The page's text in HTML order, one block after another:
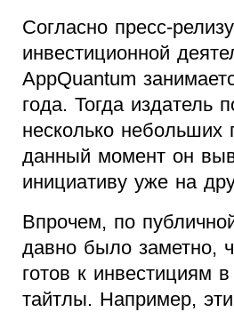
Согласно пресс-
инвестиционной
AppQuantum
года. Тогда издатель
несколько небольших
данный момент он
инициативу уже на
Впрочем, по
давно было заметно,
готов к инвестициям
тайтлы. Например,